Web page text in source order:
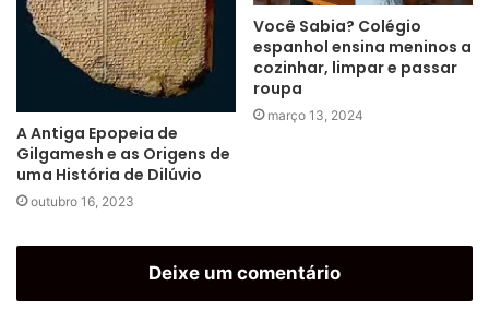
A Antiga Epopeia de
Gilgamesh e as Origens de
uma História de Dilúvio
outubro 16, 2023
Você Sabia? Colégio
espanhol ensina meninos a
cozinhar, limpar e passar
roupa
março 13, 2024
Deixe um comentário